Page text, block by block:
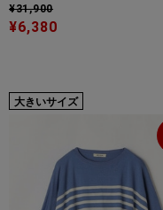
¥31,900
¥6,380
大きいサイズ